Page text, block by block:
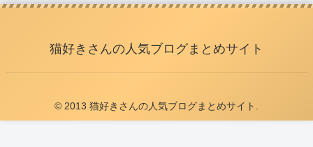
猫好きさんの人気ブログまとめサイト
© 2013 猫好きさんの人気ブログまとめサイト.